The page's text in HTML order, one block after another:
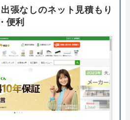
後も安心。支払い方法も豊富
ードのほか、銀行振込、コン
能なので、ご自身の好きなタ
のもおすすめポイントの一つ
サイトで
詳細を見る
張なしのネット見積もり
便利